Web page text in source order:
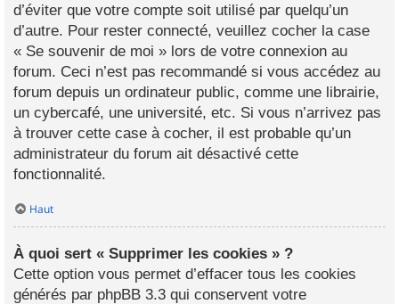
d’éviter que votre compte soit utilisé par quelqu’un
d’autre. Pour rester connecté, veuillez cocher la case
« Se souvenir de moi » lors de votre connexion au
forum. Ceci n’est pas recommandé si vous accédez au
forum depuis un ordinateur public, comme une librairie,
un cybercafé, une université, etc. Si vous n’arrivez pas
à trouver cette case à cocher, il est probable qu’un
administrateur du forum ait désactivé cette
fonctionnalité.
Haut
À quoi sert « Supprimer les cookies » ?
Cette option vous permet d’effacer tous les cookies
générés par phpBB 3.3 qui conservent votre